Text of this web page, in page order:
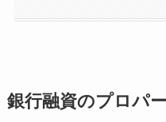
銀行融資のプロパ